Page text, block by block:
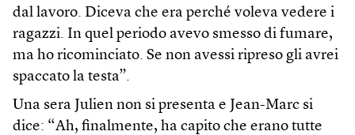
dal lavoro. Diceva che era perché voleva vedere i
ragazzi. In quel periodo avevo smesso di fumare,
ma ho ricominciato. Se non avessi ripreso gli avrei
spaccato la testa”.
Una sera Julien non si presenta e Jean-Marc si
dice: “Ah, finalmente, ha capito che erano tutte